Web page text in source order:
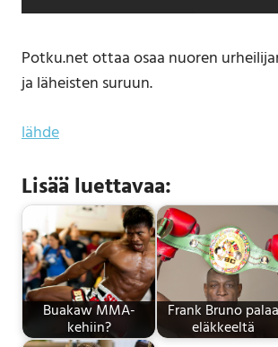
Potku.net ottaa osaa nuoren
ja läheisten suruun.
lähde
Lisää luettavaa:
Buakaw MMA-
kehiin?
Frank Bruno palaa
eläkkeeltä